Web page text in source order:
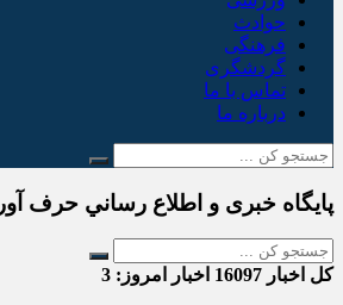
حوادث
فرهنگی
گردشگری
تماس با ما
درباره ما
پایگاه خبری و اطلاع رساني حرف آور
کل اخبار اخبار امروز: 3